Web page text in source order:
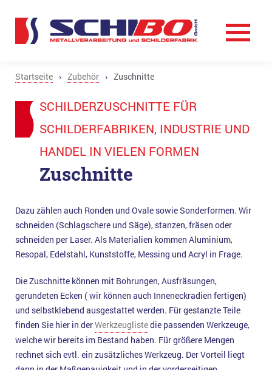
Startseite › Zubehör › Zuschnitte
Zuschnitte
SCHILDERZUSCHNITTE FÜR
SCHILDERFABRIKEN, INDUSTRIE UND
HANDEL IN VIELEN FORMEN
Dazu zählen auch Ronden und Ovale sowie Sonderformen. Wir
schneiden (Schlagschere und Säge), stanzen, fräsen oder
schneiden per Laser. Als Materialien kommen Aluminium,
Resopal, Edelstahl, Kunststoffe, Messing und Acryl in Frage.
Die Zuschnitte können mit Bohrungen, Ausfräsungen,
gerundeten Ecken ( wir können auch Inneneckradien fertigen)
und selbstklebend ausgestattet werden. Für gestanzte Teile
finden Sie hier in derWerkzeuglistedie passenden Werkzeuge,
welche wir bereits im Bestand haben. Für größere Mengen
rechnet sich evtl. ein zusätzliches Werkzeug. Der Vorteil liegt